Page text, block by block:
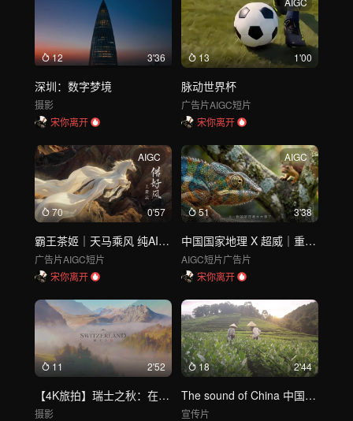
12 3'36
深圳：数字梦境
摄影
宋你离开
13 1'00
脉动世界杯
广告片AIGC短片
宋你离开
AIGC
70 0'57
霸王茶姬｜天马乘风 纯AI CNY
广告片AIGC短片
宋你离开
AIGC
51 3'38
中国国家地理 X 超威｜重生之我是变色龙
AIGC短片广告片
宋你离开
11 2'52
【4K旅拍】瑞士之秋：在金黄色的油画中徒步
摄影
18 2'44
The sound of China 中国之声
宣传片